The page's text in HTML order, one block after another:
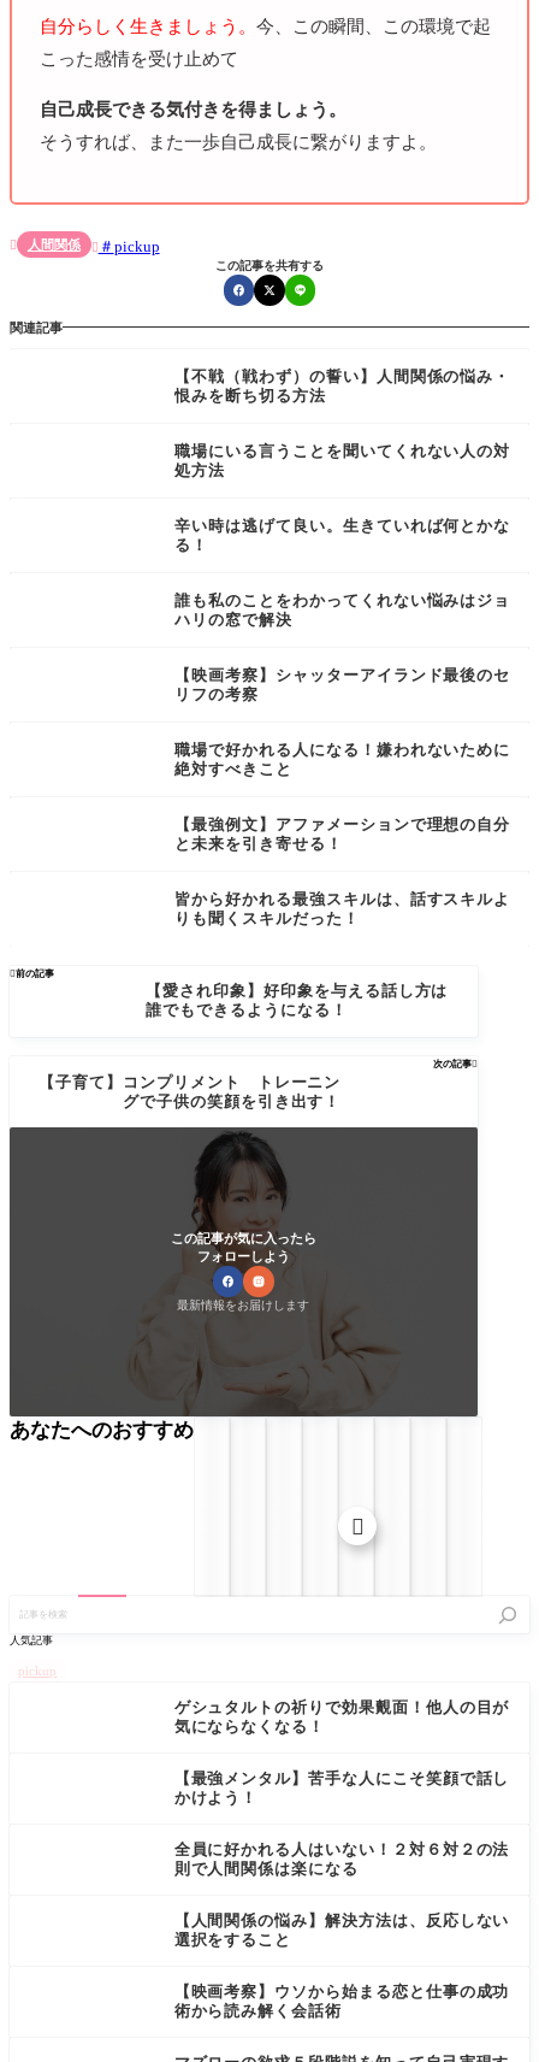
自分らしく生きましょう。 今、この瞬間、この環境で起
こった感情を受け止めて
自己成長できる気付きを得ましょう。
そうすれば、また一歩自己成長に繋がりますよ。
 人間関係  pickup
この記事を共有する
関連記事
【不戦（戦わず）の誓い】人間関係の悩み・
恨みを断ち切る方法
職場にいる言うことを聞いてくれない人の対
処方法
辛い時は逃げて良い。生きていれば何とかな
る！
誰も私のことをわかってくれない悩みはジョ
ハリの窓で解決
【映画考察】シャッターアイランド最後のセ
リフの考察
職場で好かれる人になる！嫌われないために
絶対すべきこと
【最強例文】アファメーションで理想の自分
と未来を引き寄せる！
皆から好かれる最強スキルは、話すスキルよ
りも聞くスキルだった！
前の記事
【愛され印象】好印象を与える話し方は
誰でもできるようになる！
次の記事
【子育て】コンプリメント トレーニン
グで子供の笑顔を引き出す！
この記事が気に入ったら
フォローしよう
最新情報をお届けします
を
検
人気記事
pickup
ゲシュタルトの祈りで効果覿面！他人の目が
気にならなくなる！
【最強メンタル】苦手な人にこそ笑顔で話し
かけよう！
全員に好かれる人はいない！２対６対２の法
則で人間関係は楽になる
【人間関係の悩み】解決方法は、反応しない
選択をすること
【映画考察】ウソから始まる恋と仕事の成功
術から読み解く会話術
あなたへのおすすめ
